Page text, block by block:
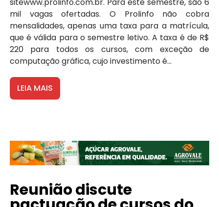
mil vagas ofertadas. O Prolinfo não cobra
mensalidades, apenas uma taxa para a matrícula,
que é válida para o semestre letivo. A taxa é de R$
220 para todos os cursos, com exceção de
computação gráfica, cujo investimento é...
LEIA MAIS
Reunião discute